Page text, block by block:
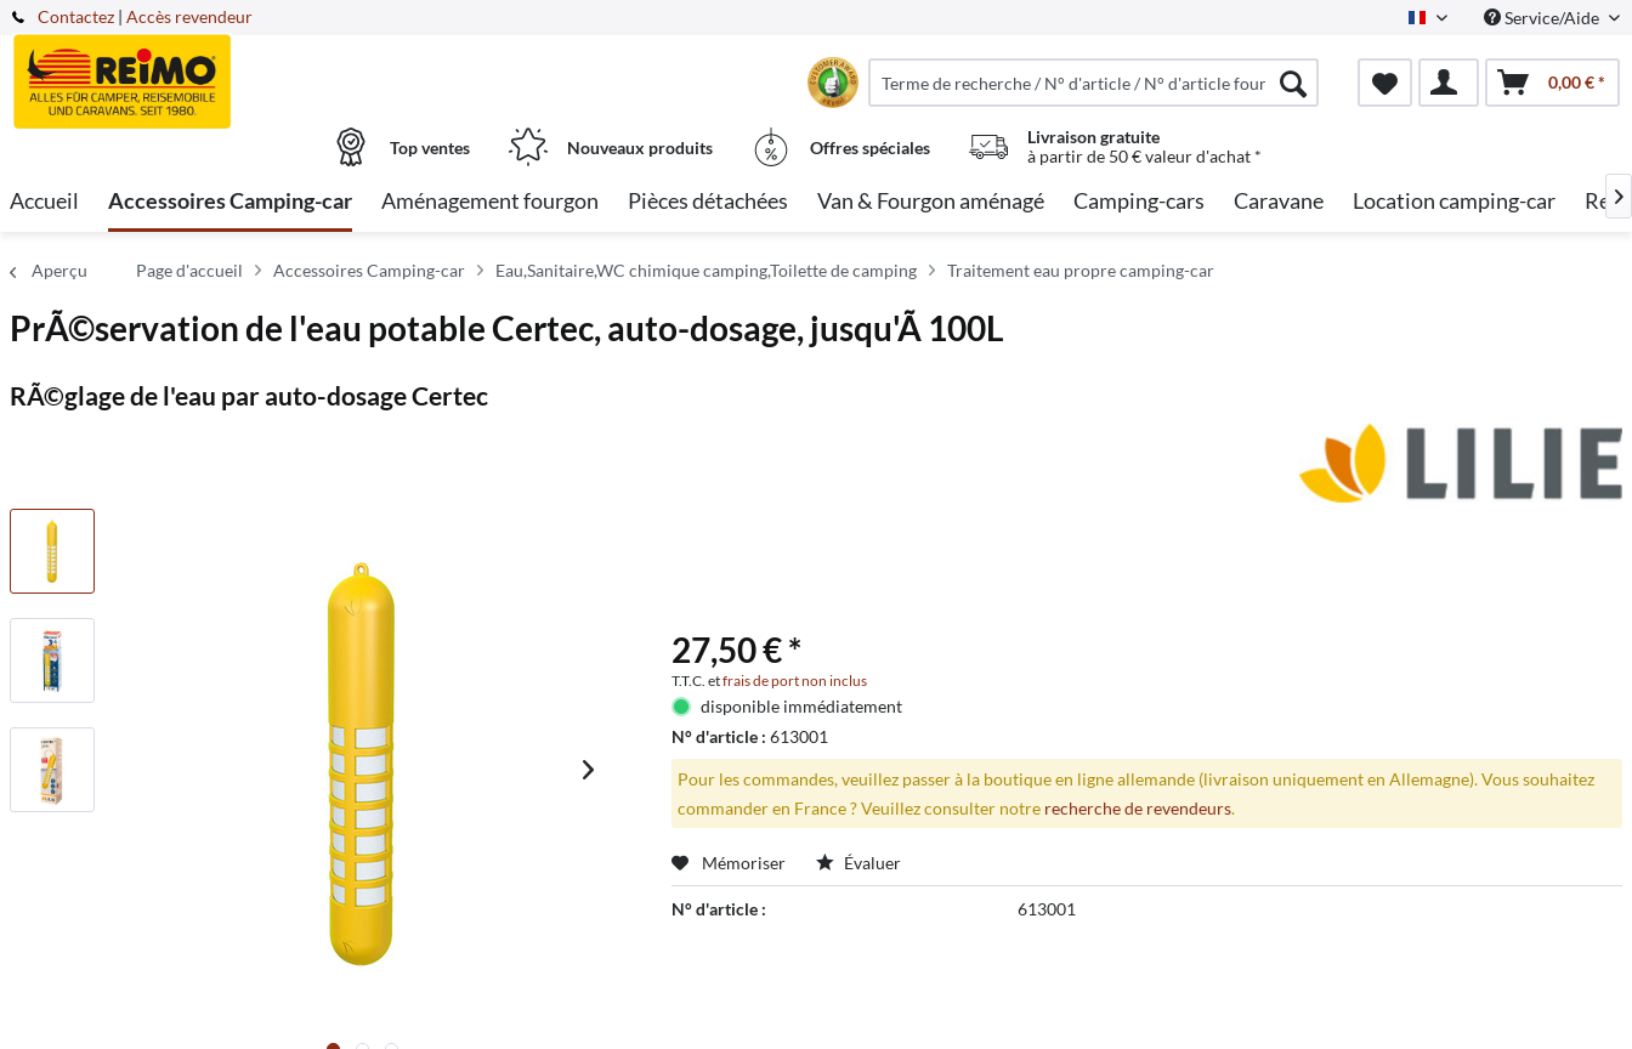
Contactez French Service/Aide
| Accès revendeur
0,00 € *
Top ventes Nouveaux produits Offres spéciales
Livraison gratuite
à partir de 50 € valeur d'achat *
Accueil Accessoires Camping-car Aménagement fourgon Pièces détachées Van & Fourgon aménagé Camping-cars Caravane Location camping-car 
Aperçu Page d'accueil Accessoires Camping-car Eau,Sanitaire,WC chimique camping,Toilette de camping Traitement eau propre camping-car
PrÃ©servation de l'eau potable Certec, auto-dosage, jusqu'Ã 100L
RÃ©glage de l'eau par auto-dosage Certec
27,50 € *
T.T.C. etfrais de port non inclus
disponible immédiatement
N° d'article : 613001
Pour les commandes, veuillez passer à la boutique en ligne allemande (livraison uniquement en Allemagne). Vous souhaitez
commander en France ? Veuillez consulter notre recherche de revendeurs.
Mémoriser Évaluer
N° d'article : 613001